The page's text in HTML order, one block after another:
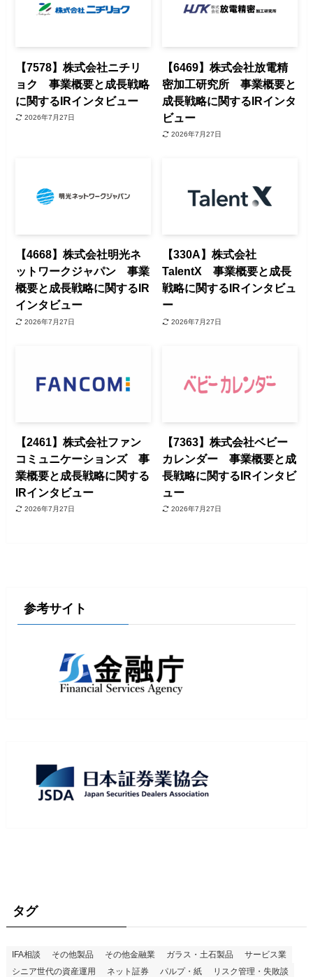
【7578】株式会社ニチリ
ョク 事業概要と成長戦略
に関するIRインタビュー
2026年7月27日
【6469】株式会社放電精
密加工研究所 事業概要と
成長戦略に関するIRインタ
ビュー
2026年7月27日
【4668】株式会社明光ネ
ットワークジャパン 事業
概要と成長戦略に関するIR
インタビュー
2026年7月27日
【330A】株式会社
TalentX 事業概要と成長
戦略に関するIRインタビュ
ー
2026年7月27日
【2461】株式会社ファン
コミュニケーションズ 事
業概要と成長戦略に関する
IRインタビュー
2026年7月27日
【7363】株式会社ベビー
カレンダー 事業概要と成
長戦略に関するIRインタビ
ュー
2026年7月27日
参考サイト
タグ
IFA相談 その他製品 その他金融業 ガラス・土石製品
サービス業
シニア世代の資産運用
ネット証券 パルプ・紙 リスク管理・失敗談